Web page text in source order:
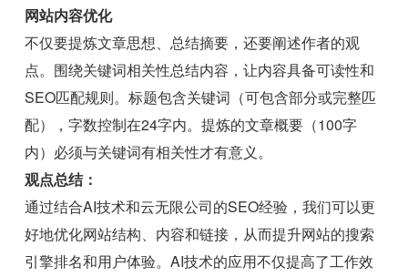
网站内容优化
不仅要提炼文章思想、总结摘要，还要阐述作者的观
点。围绕关键词相关性总结内容，让内容具备可读性和
SEO匹配规则。标题包含关键词（可包含部分或完整匹
配），字数控制在24字内。提炼的文章概要（100字
内）必须与关键词有相关性才有意义。
观点总结：
通过结合AI技术和云无限公司的SEO经验，我们可以更
好地优化网站结构、内容和链接，从而提升网站的搜索
引擎排名和用户体验。AI技术的应用不仅提高了工作效